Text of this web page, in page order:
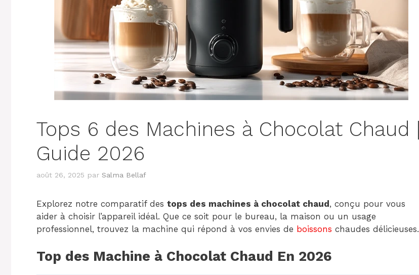
Tops 6 des Machines à Chocolat Chaud |
Guide 2026
août 26, 2025 par Salma Bellaf
Explorez notre comparatif des tops des machines à chocolat chaud, conçu pour vous
aider à choisir l’appareil idéal. Que ce soit pour le bureau, la maison ou un usage
professionnel, trouvez la machine qui répond à vos envies de boissons chaudes délicieuses.
Top des Machine à Chocolat Chaud En 2026